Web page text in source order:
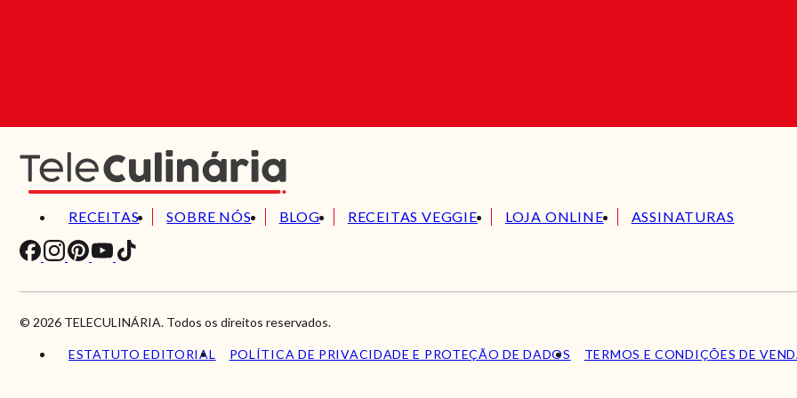
RECEITAS SOBRE NÓS BLOG RECEITAS VEGGIE LOJA ONLINE ASSINATURAS
© 2026 TELECULINÁRIA. Todos os direitos reservados.
ESTATUTO EDITORIAL POLÍTICA DE PRIVACIDADE E PROTEÇÃO DE DADOS TERMOS E CONDIÇÕES DE